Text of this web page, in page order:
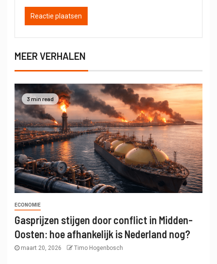
MEER VERHALEN
3 min read
ECONOMIE
Gasprijzen stijgen door conflict in Midden-
Oosten: hoe afhankelijk is Nederland nog?
maart 20, 2026 Timo Hogenbosch